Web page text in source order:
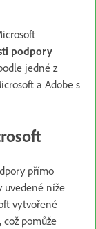
podpory
jedné z
a Adobe s
přímo
uvedené níže
vytvořené
, což pomůže